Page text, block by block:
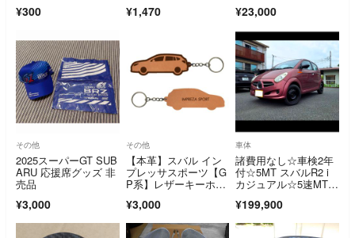
¥300 ¥1,470 ¥23,000
その他
2025スーパーGT SUB
ARU 応援席グッズ 非
売品
¥3,000
その他
【本革】スバル イン
プレッサスポーツ【G
P系】レザーキーホル
¥3,000
車体
諸費用なし☆車検2年
付☆5MT スバルR2 i
カジュアル☆5速MT☆
¥199,900